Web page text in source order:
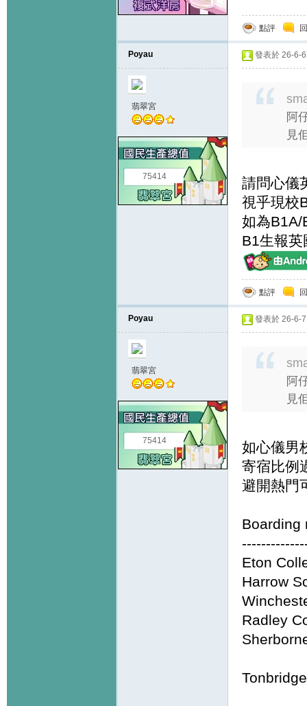
點評
Poyau
翡翠宮
75414
發表於 26-6-
阿
見
請問心儀
視乎現校
如為B1A/
B1生報
點評
Poyau
翡翠宮
75414
發表於 26-6-
阿
見
如心儀男
寄宿比例
避開熱門
Boarding
Eton
Harrow
Radley